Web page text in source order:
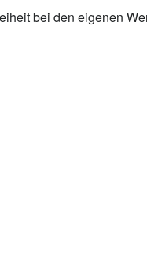
bei den eigenen